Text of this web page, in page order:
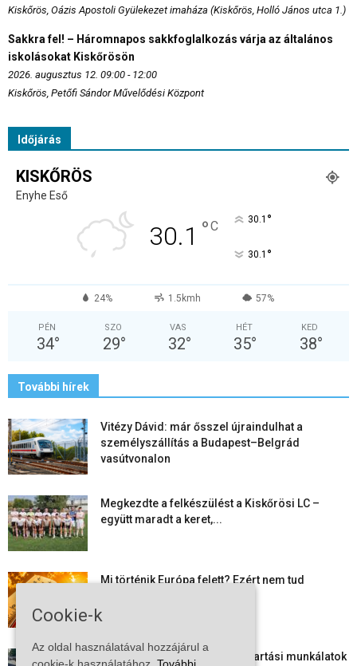
Kiskőrös, Oázis Apostoli Gyülekezet imaháza (Kiskőrös, Holló János utca 1.)
Sakkra fel! – Háromnapos sakkfoglalkozás várja az általános
iskolásokat Kiskőrösön
2026. augusztus 12. 09:00 - 12:00
Kiskőrös, Petőfi Sándor Művelődési Központ
Időjárás
KISKŐRÖS
Enyhe Eső
30.1 °C 30.1 °
30.1 °
24% 1.5kmh 57%
PÉN
34°
SZO
29°
VAS
32°
HÉT
35°
KED
38°
További hírek
Vitézy Dávid: már ősszel újraindulhat a
személyszállítás a Budapest–Belgrád
vasútvonalon
Megkezdte a felkészülést a Kiskőrösi LC –
együtt maradt a keret,...
Mi történik Európa felett? Ezért nem tud
Folyamatosak a nyári karbantartási munkálatok
Cookie-k
Az oldal használatával hozzájárul a
cookie-k használatához. További